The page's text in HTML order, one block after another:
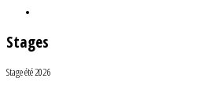
Stages
Stage été 2026